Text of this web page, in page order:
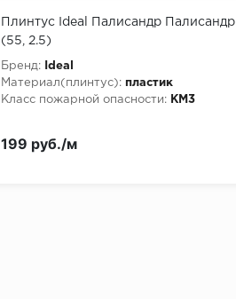
Плинтус Ideal Палисандр Палисандр
(55, 2.5)
Бренд:
Ideal
Материал(плинтус): пластик
Класс пожарной опасности:
КМ3
199 руб./м